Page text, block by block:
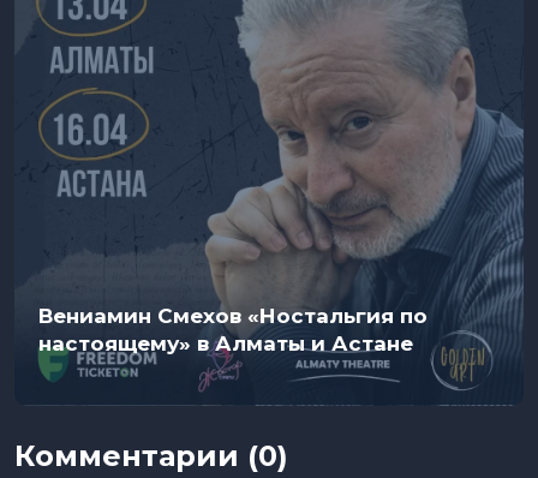
Вениамин Смехов «Ностальгия по
настоящему» в Алматы и Астане
Комментарии (0)